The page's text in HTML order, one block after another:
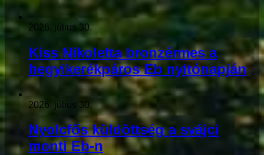
2026. július 30.
Kiss Nikoletta bronzérmes a
hegyikerékpáros Eb nyitónapján
2026. július 30.
Nyolcfős küldöttség a svájci
monti Eb-n